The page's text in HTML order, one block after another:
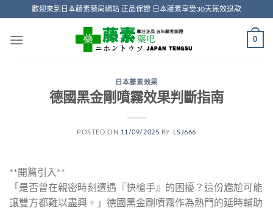
content
歡迎來到日本藤素藥局網站 正品保證 日本藤素享受30天無效退款
0
日本藤素效果
德國黑金剛噴霧效果判斷指南
POSTED ON 11/09/2025 BY LSJ666
**開篇引入**
「是否曾在親密時刻遭遇『快槍手』的困擾？這份尷尬可能
讓雙方都難以盡興。」德國黑金剛噴霧作為熱門的延時輔助